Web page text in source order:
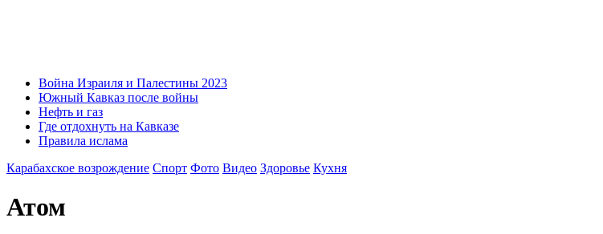
Война Израиля и Палестины 2023
Южный Кавказ после войны
Нефть и газ
Где отдохнуть на Кавказе
Правила ислама
Карабахское возрождение Спорт Фото Видео Здоровье Кухня
Атом